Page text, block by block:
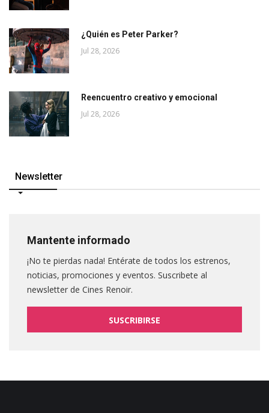
¿Quién es Peter Parker?
Jul 28, 2026
Reencuentro creativo y emocional
Jul 28, 2026
Newsletter
Mantente informado
¡No te pierdas nada! Entérate de todos los estrenos,
noticias, promociones y eventos. Suscribete al
newsletter de Cines Renoir.
SUSCRIBIRSE